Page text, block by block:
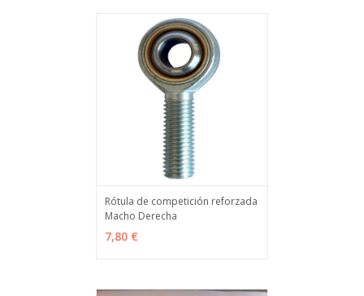
VER OPCIONES
Rótula de competición reforzada
Macho Derecha
7,80 €